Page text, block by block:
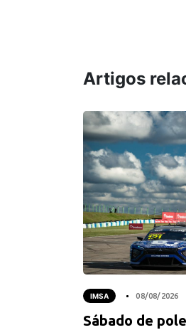
Artigos
IMSA 08/08/2026
Sábado de